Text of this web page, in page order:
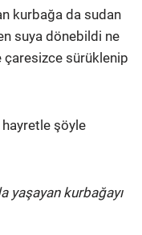
kurbağa da sudan
suya dönebildi ne
çaresizce sürüklenip
şöyle
yaşayan kurbağayı